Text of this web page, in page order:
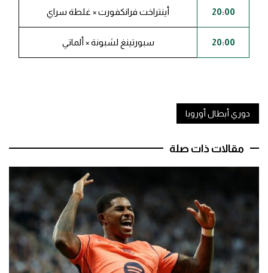
20:00 أينتراخت فرانكفورت × غلطة سراي
20:00 سبورتينغ لشبونة × ألماتي
دوري أبطال أوروبا
مقالات ذات صلة